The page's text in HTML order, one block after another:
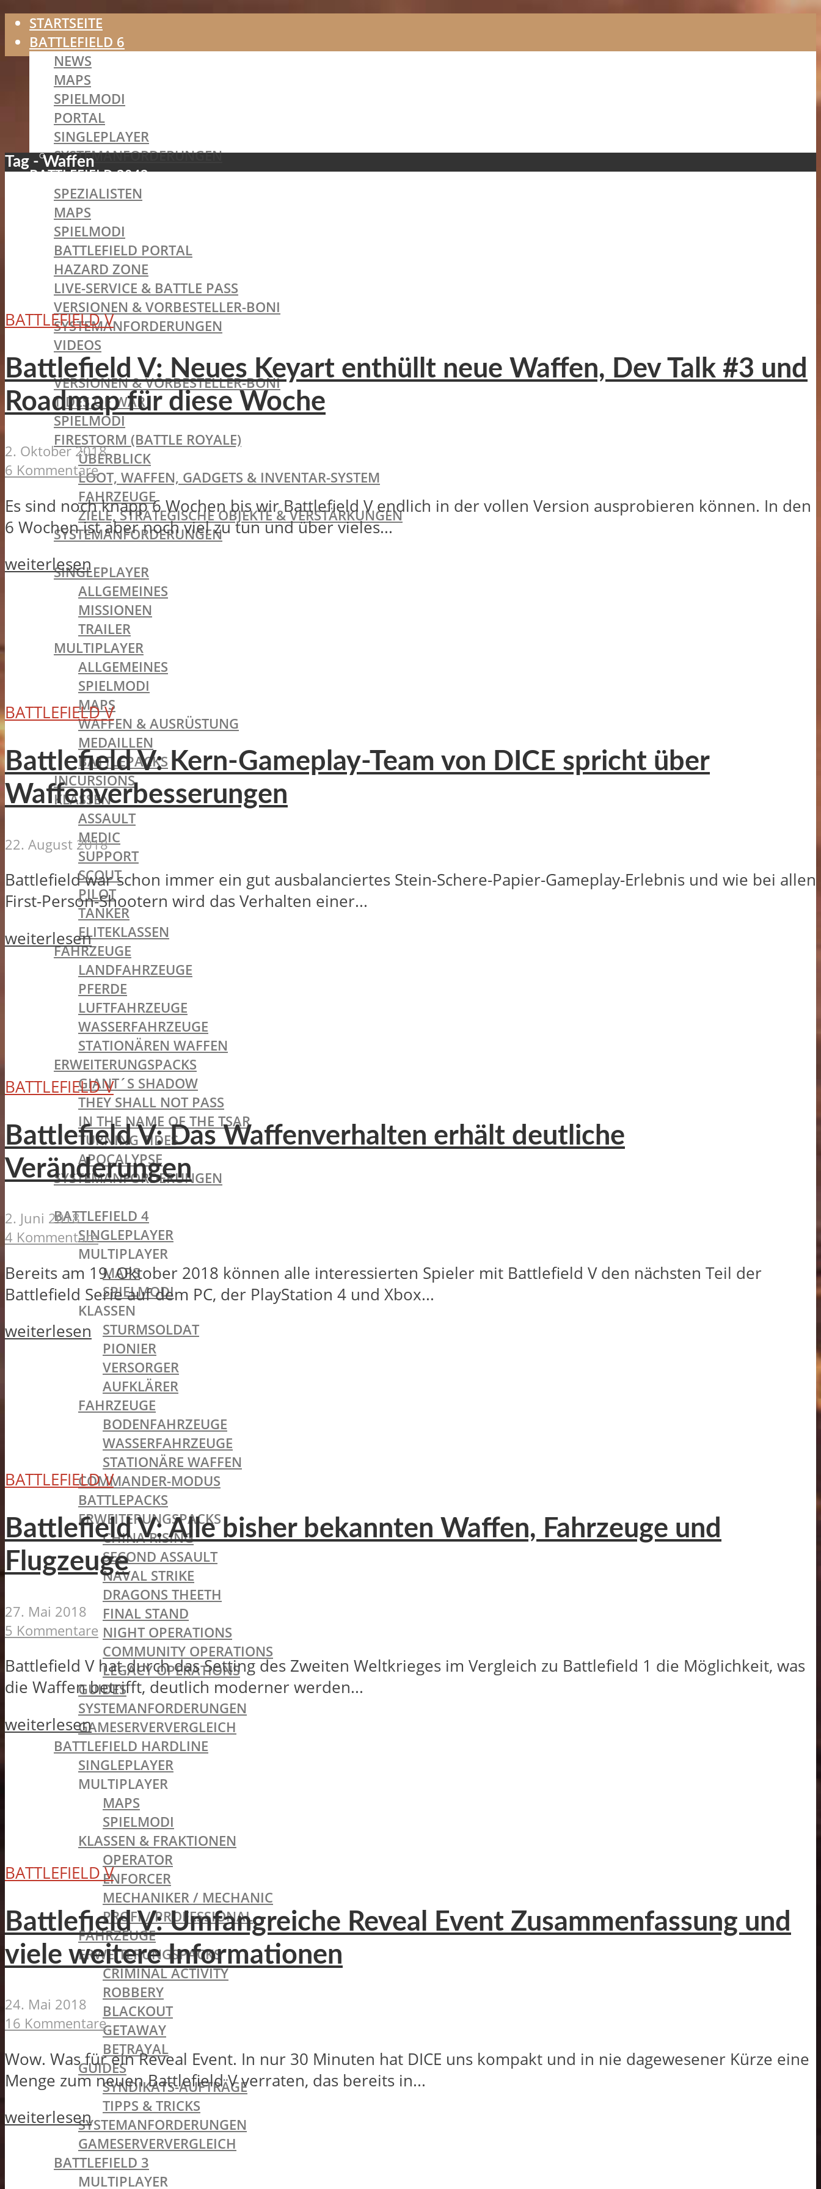
STARTSEITE
BATTLEFIELD 6
NEWS
MAPS
SPIELMODI
PORTAL
SINGLEPLAYER
SYSTEMANFORDERUNGEN
BATTLEFIELD 2042
SPEZIALISTEN
MAPS
SPIELMODI
BATTLEFIELD PORTAL
HAZARD ZONE
LIVE-SERVICE & BATTLE PASS
VERSIONEN & VORBESTELLER-BONI
SYSTEMANFORDERUNGEN
VIDEOS
BATTLEFIELD V
VERSIONEN & VORBESTELLER-BONI
TIDES OF WAR
SPIELMODI
FIRESTORM (BATTLE ROYALE)
ÜBERBLICK
LOOT, WAFFEN, GADGETS & INVENTAR-SYSTEM
FAHRZEUGE
ZIELE, STRATEGISCHE OBJEKTE & VERSTÄRKUNGEN
SYSTEMANFORDERUNGEN
BATTLEFIELD 1
SINGLEPLAYER
ALLGEMEINES
MISSIONEN
TRAILER
MULTIPLAYER
ALLGEMEINES
SPIELMODI
MAPS
WAFFEN & AUSRÜSTUNG
MEDAILLEN
BATTLEPACKS
INCURSIONS
KLASSEN
ASSAULT
MEDIC
SUPPORT
SCOUT
PILOT
TANKER
ELITEKLASSEN
FAHRZEUGE
LANDFAHRZEUGE
PFERDE
LUFTFAHRZEUGE
WASSERFAHRZEUGE
STATIONÄREN WAFFEN
ERWEITERUNGSPACKS
GIANT´S SHADOW
THEY SHALL NOT PASS
IN THE NAME OF THE TSAR
TURNING TIDES
APOCALYPSE
SYSTEMANFORDERUNGEN
BATTLEFIELD 4
SINGLEPLAYER
MULTIPLAYER
MAPS
SPIELMODI
KLASSEN
STURMSOLDAT
PIONIER
VERSORGER
AUFKLÄRER
FAHRZEUGE
BODENFAHRZEUGE
WASSERFAHRZEUGE
STATIONÄRE WAFFEN
COMMANDER-MODUS
BATTLEPACKS
ERWEITERUNGSPACKS
CHINA RISING
SECOND ASSAULT
NAVAL STRIKE
DRAGONS THEETH
FINAL STAND
NIGHT OPERATIONS
COMMUNITY OPERATIONS
LEGACY OPERATIONS
GUIDES
SYSTEMANFORDERUNGEN
GAMESERVERVERGLEICH
BATTLEFIELD HARDLINE
SINGLEPLAYER
MULTIPLAYER
MAPS
SPIELMODI
KLASSEN & FRAKTIONEN
OPERATOR
ENFORCER
MECHANIKER / MECHANIC
PROFI / PROFESSIONAL
FAHRZEUGE
ERWEITERUNGSPACKS
CRIMINAL ACTIVITY
ROBBERY
BLACKOUT
GETAWAY
BETRAYAL
GUIDES
SYNDIKATS-AUFTRÄGE
TIPPS & TRICKS
SYSTEMANFORDERUNGEN
GAMESERVERVERGLEICH
BATTLEFIELD 3
MULTIPLAYER
Tag - Waffen
BATTLEFIELD V
Battlefield V: Neues Keyart enthüllt neue Waffen, Dev Talk #3 und
Roadmap für diese Woche
2. Oktober 2018
6 Kommentare
Es sind noch knapp 6 Wochen bis wir Battlefield V endlich in der vollen Version ausprobieren können. In den
6 Wochen ist aber noch viel zu tun und über vieles...
weiterlesen
BATTLEFIELD V
Battlefield V: Kern-Gameplay-Team von DICE spricht über
Waffenverbesserungen
22. August 2018
Battlefield war schon immer ein gut ausbalanciertes Stein-Schere-Papier-Gameplay-Erlebnis und wie bei allen
First-Person-Shootern wird das Verhalten einer...
weiterlesen
BATTLEFIELD V
Battlefield V: Das Waffenverhalten erhält deutliche
Veränderungen
2. Juni 2018
4 Kommentare
Bereits am 19. Oktober 2018 können alle interessierten Spieler mit Battlefield V den nächsten Teil der
Battlefield Serie auf dem PC, der PlayStation 4 und Xbox...
weiterlesen
BATTLEFIELD V
Battlefield V: Alle bisher bekannten Waffen, Fahrzeuge und
Flugzeuge
27. Mai 2018
5 Kommentare
Battlefield V hat durch das Setting des Zweiten Weltkrieges im Vergleich zu Battlefield 1 die Möglichkeit, was
die Waffen betrifft, deutlich moderner werden...
weiterlesen
BATTLEFIELD V
Battlefield V: Umfangreiche Reveal Event Zusammenfassung und
viele weitere Informationen
24. Mai 2018
16 Kommentare
Wow. Was für ein Reveal Event. In nur 30 Minuten hat DICE uns kompakt und in nie dagewesener Kürze eine
Menge zum neuen Battlefield V verraten, das bereits in...
weiterlesen